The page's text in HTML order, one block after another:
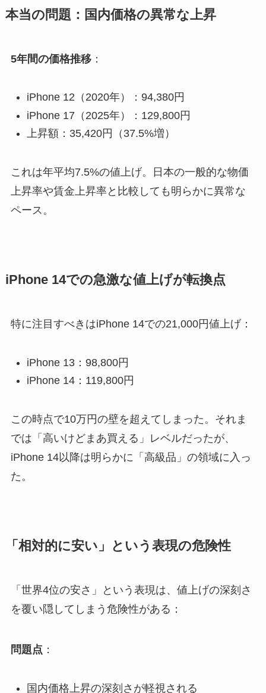
本当の問題：国内価格の異常な上昇
5年間の価格推移：
iPhone 12（2020年）：94,380円
iPhone 17（2025年）：129,800円
上昇額：35,420円（37.5%増）
これは年平均7.5%の値上げ。日本の一般的な物価
上昇率や賃金上昇率と比較しても明らかに異常な
ペース。
iPhone 14での急激な値上げが転換点
特に注目すべきはiPhone 14での21,000円値上げ：
iPhone 13：98,800円
iPhone 14：119,800円
この時点で10万円の壁を超えてしまった。それま
では「高いけどまあ買える」レベルだったが、
iPhone 14以降は明らかに「高級品」の領域に入っ
た。
「相対的に安い」という表現の危険性
「世界4位の安さ」という表現は、値上げの深刻さ
を覆い隠してしまう危険性がある：
問題点 ：
国内価格上昇の深刻さが軽視される